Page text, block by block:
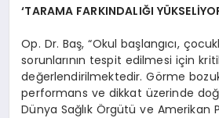
‘TARAMA FARKINDALIĞI
Op. Dr. Baş, “Okul başlangıcı,
sorunlarının tespit edilmesi için
değerlendirilmektedir. Görme
performans ve dikkat üzerinde
Dünya Sağlık Örgütü ve Amerikan